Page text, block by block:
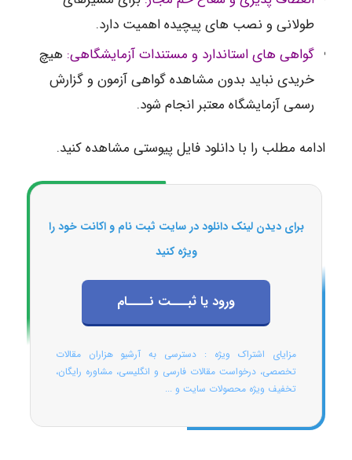
طولانی و نصب های پیچیده اهمیت دارد.
گواهی های استاندارد و مستندات آزمایشگاهی: هیچ
خریدی نباید بدون مشاهده گواهی آزمون و گزارش
رسمی آزمایشگاه معتبر انجام شود.
ادامه مطلب را با دانلود فایل پیوستی مشاهده کنید.
برای دیدن لینک دانلود در سایت ثبت نام و اکانت خود را
ویژه کنید
ورود یا ثبـــت نــــام
مزایای اشتراک ویژه : دسترسی به آرشیو هزاران مقالات
تخصصی، درخواست مقالات فارسی و انگلیسی، مشاوره رایگان،
تخفیف ویژه محصولات سایت و ...